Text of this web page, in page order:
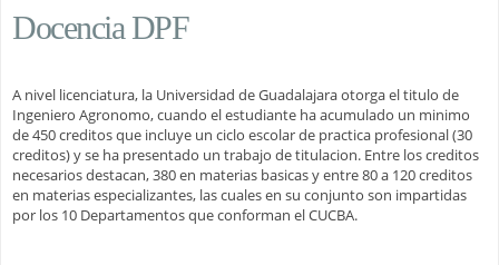
Docencia DPF
A nivel licenciatura, la Universidad de Guadalajara otorga el titulo de
Ingeniero Agronomo, cuando el estudiante ha acumulado un minimo
de 450 creditos que incluye un ciclo escolar de practica profesional (30
creditos) y se ha presentado un trabajo de titulacion. Entre los creditos
necesarios destacan, 380 en materias basicas y entre 80 a 120 creditos
en materias especializantes, las cuales en su conjunto son impartidas
por los 10 Departamentos que conforman el CUCBA.